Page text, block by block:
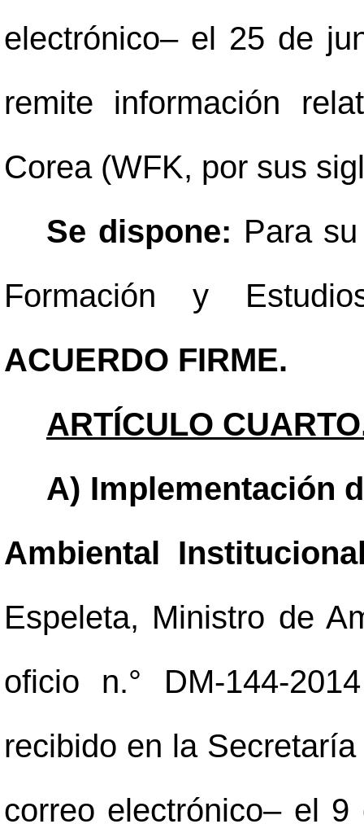
electrónico–el 25 de
remite información
Corea (WFK, por sus
Se dispone: Para
Formación y
ACUERDO FIRME.
ARTÍCULO
A) Implementación
Ambiental
Espeleta, Ministro de
oficio n.° DM-144-
recibido en la
correo electrónico–el 9